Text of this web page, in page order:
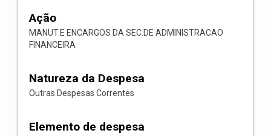
Ação
MANUT.E ENCARGOS DA SEC.DE ADMINISTRACAO
FINANCEIRA
Natureza da Despesa
Outras Despesas Correntes
Elemento de despesa